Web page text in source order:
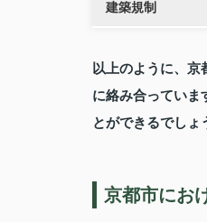
建築規制
以上のように、
に絡み合っていま
とができるでしょ
京都市にお